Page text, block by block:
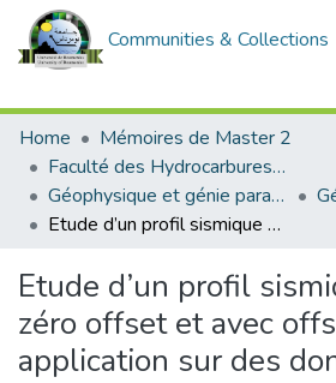
Communities & Collections
Home
Mémoires de Master 2
Faculté des Hydrocarbures et de la Chimie
Géophysique et génie parasismique et phénomènes aléatoires
Etude d’un profil sismique vertical zéro offset et avec offset : application sur des données réelles
Etude d’un profil
zéro offset et avec
application sur des